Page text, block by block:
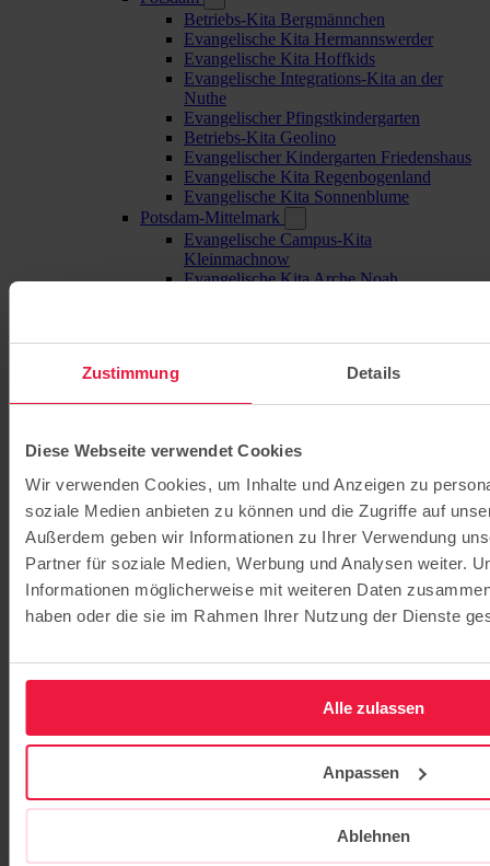
Zustimmung Details
Diese Webseite verwendet Cookies
Wir verwenden Cookies, um Inhalte und Anzeigen zu
soziale Medien anbieten zu können und die Zugriffe auf
Außerdem geben wir Informationen zu Ihrer Verwendung
Partner für soziale Medien, Werbung und Analysen weiter.
Informationen möglicherweise mit weiteren Daten
haben oder die sie im Rahmen Ihrer Nutzung der Dienste
Alle zulassen
Anpassen
Ablehnen
Betriebs-Kita Bergmännchen
Evangelische Kita Hermannswerder
Evangelische Kita Hoffkids
Evangelische Integrations-Kita an der
Nuthe
Evangelischer Pfingstkindergarten
Betriebs-Kita Geolino
Evangelischer Kindergarten Friedenshaus
Evangelische Kita Regenbogenland
Evangelische Kita Sonnenblume
Potsdam-Mittelmark
Evangelische Campus-Kita
Kleinmachnow
Evangelische Kita Arche Noah
Teltow-Fläming
Evangelische Kita St. Nikolai
Oberhavel
Havelland
Barnim
Evangelische Campus-Kita Bernau
Grundschulen
Evangelische Grundschule Bernau
Evangelische Grundschule Kleinmachnow
Evangelische Grundschule Potsdam
Evangelische Grundschule Mahlow
Evangelische Gesamtschule Kleinmachnow
Evangelisches Gymnasium Kleinmachnow
Evangelische Gesamtschule Werder
Jugendhaus Oase
Internat